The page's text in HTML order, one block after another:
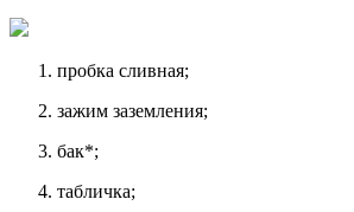
пробка сливная;
зажим заземления;
бак*;
табличка;